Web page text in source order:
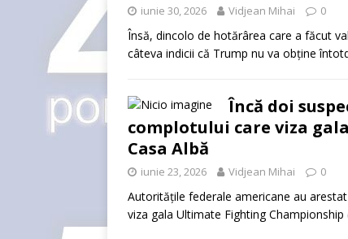
iunie 30, 2026 Vidjean Mihai 0
Însă, dincolo de hotărârea care a făcut
câteva indicii că Trump nu va obține
Încă doi
complotului care viza
Casa Albă
iunie 23, 2026 Vidjean Mihai 0
Autoritățile federale americane au
viza gala Ultimate Fighting